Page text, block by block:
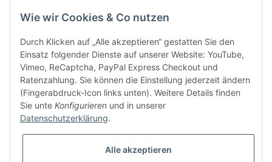
Bitte senden Sie mir entsprechend IhrerDatenschutzerklärung
* Alle Preise inkl. gesetzlicher USt., zzgl.
Wie wir Cookies & Co nutzen
Durch Klicken auf „Alle akzeptieren“ gestatten Sie den
Einsatz folgender Dienste auf unserer Website: YouTube,
Vimeo, ReCaptcha, PayPal Express Checkout und
Ratenzahlung. Sie können die Einstellung jederzeit ändern
(Fingerabdruck-Icon links unten). Weitere Details finden
Sie unte Konfigurieren und in unserer
Datenschutzerklärung.
Alle akzeptieren